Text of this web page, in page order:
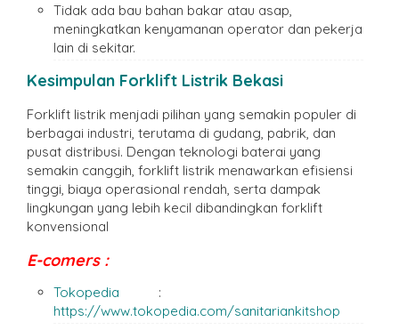
Tidak ada bau bahan bakar atau asap,
meningkatkan kenyamanan operator dan pekerja
lain di sekitar.
Kesimpulan Forklift Listrik Bekasi
Forklift listrik menjadi pilihan yang semakin populer di
berbagai industri, terutama di gudang, pabrik, dan
pusat distribusi. Dengan teknologi baterai yang
semakin canggih, forklift listrik menawarkan efisiensi
tinggi, biaya operasional rendah, serta dampak
lingkungan yang lebih kecil dibandingkan forklift
konvensional
E-comers :
Tokopedia :
https://www.tokopedia.com/sanitariankitshop